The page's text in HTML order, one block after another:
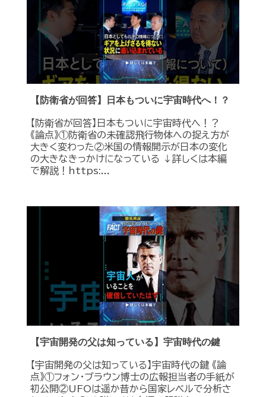
【防衛省が回答】日本もついに宇宙時代へ！？
【防衛省が回答】日本もついに宇宙時代へ！？
《論点》①防衛省の未確認飛行物体への捉え方が
大きく変わった②米国の情報開示が日本の変化
の大きなきっかけになっている ↓詳しくは本編
で解説！https:...
【宇宙開発の父は知っている】宇宙時代の鍵
【宇宙開発の父は知っている】宇宙時代の鍵 《論
点》①フォン・ブラウン博士の広報担当者の手紙が
初公開②UFOは遥か昔から国家レベルで分析さ